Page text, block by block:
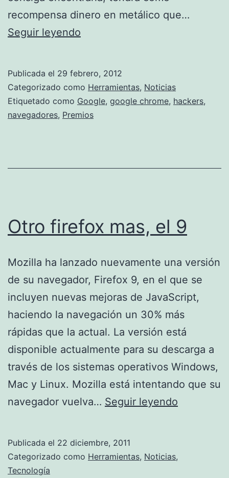
recompensa dinero en metálico que…
Seguir leyendo
para
los
hackers
Publicada el 29 febrero, 2012
Categorizado como Herramientas, Noticias
Etiquetado como Google, google chrome, hackers,
navegadores, Premios
Otro firefox mas, el 9
Mozilla ha lanzado nuevamente una versión
de su navegador, Firefox 9, en el que se
incluyen nuevas mejoras de JavaScript,
haciendo la navegación un 30% más
rápidas que la actual. La versión está
disponible actualmente para su descarga a
través de los sistemas operativos Windows,
Mac y Linux. Mozilla está intentando que su
navegador vuelva… Seguir leyendo
Publicada el 22 diciembre, 2011
Categorizado como Herramientas, Noticias,
Tecnología